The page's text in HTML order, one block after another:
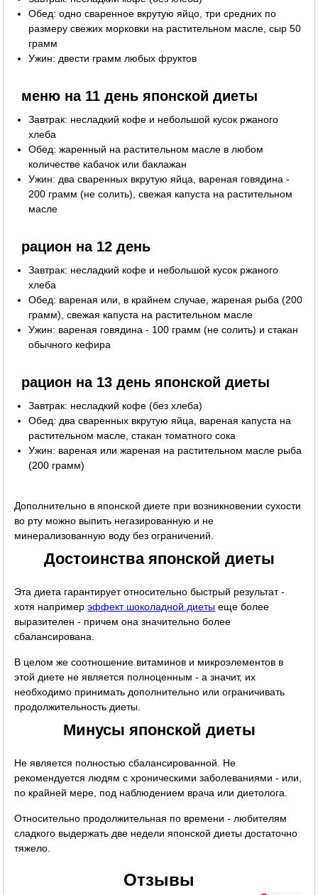
Обед: одно сваренное вкрутую яйцо, три средних по
размеру свежих морковки на растительном масле, сыр 50
грамм
Ужин: двести грамм любых фруктов
меню на 11 день японской диеты
Завтрак: несладкий кофе и небольшой кусок ржаного
хлеба
Обед: жаренный на растительном масле в любом
количестве кабачок или баклажан
Ужин: два сваренных вкрутую яйца, вареная говядина -
200 грамм (не солить), свежая капуста на растительном
масле
рацион на 12 день
Завтрак: несладкий кофе и небольшой кусок ржаного
хлеба
Обед: вареная или, в крайнем случае, жареная рыба (200
грамм), свежая капуста на растительном масле
Ужин: вареная говядина - 100 грамм (не солить) и стакан
обычного кефира
рацион на 13 день японской диеты
Завтрак: несладкий кофе (без хлеба)
Обед: два сваренных вкрутую яйца, вареная капуста на
растительном масле, стакан томатного сока
Ужин: вареная или жареная на растительном масле рыба
(200 грамм)
Дополнительно в японской диете при возникновении сухости
во рту можно выпить негазированную и не
минерализованную воду без ограничений.
Достоинства японской диеты
Эта диета гарантирует относительно быстрый результат -
хотя напримерэффект шоколадной диеты еще более
выразителен - причем она значительно более
сбалансирована.
В целом же соотношение витаминов и микроэлементов в
этой диете не является полноценным - а значит, их
необходимо принимать дополнительно или ограничивать
продолжительность диеты.
Минусы японской диеты
Не является полностью сбалансированной. Не
рекомендуется людям с хроническими заболеваниями - или,
по крайней мере, под наблюдением врача или диетолога.
Относительно продолжительная по времени - любителям
сладкого выдержать две недели японской диеты достаточно
тяжело.
Отзывы